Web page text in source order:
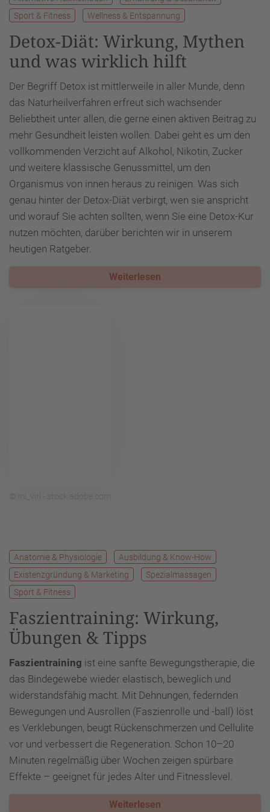
Sport & Fitness
Wellness & Entspannung
Detox-Diät: Wirkung, Mythen
und was wirklich hilft
Der Begriff Detox ist mittlerweile in aller Munde, denn
das Naturheilverfahren erfreut sich wachsender
Beliebtheit unter allen, die gerne einen aktiven Beitrag zu
mehr Gesundheit leisten wollen. Dabei geht es um den
vollkommenden Verzicht auf Alkohol, Nikotin, Zucker
und weitere klassische Genussmittel, um den
Organismus von innen heraus zu reinigen. Was sich
genau hinter der Detox-Diät verbirgt, wen sie anspricht
und worauf Sie achten sollten, wenn Sie eine Detox-Kur
nutzen möchten, darüber berichten wir in unserem
heutigen Ratgeber.
Weiterlesen
Anatomie & Physiologie
Ausbildung & Know-How
Existenzgründung & Marketing
Spezialmassagen
Sport & Fitness
Faszientraining: Wirkung,
Übungen & Tipps
Faszientraining ist eine sanfte Bewegungstherapie, die
das Bindegewebe wieder elastisch, beweglich und
widerstandsfähig macht. Mit Dehnungen, federnden
Bewegungen und Ausrollen (Faszienrolle und -ball) löst
es Verklebungen, beugt Rückenschmerzen und Cellulite
vor und verbessert die Regeneration. Schon 10–20
Minuten regelmäßig über Wochen zeigen spürbare
Effekte – geeignet für jedes Alter und Fitnesslevel.
Weiterlesen